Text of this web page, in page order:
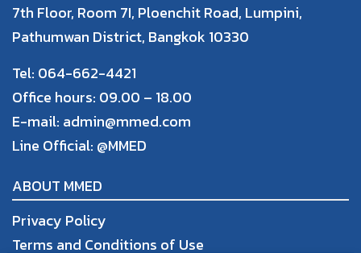
7th Floor, Room 7I, Ploenchit Road, Lumpini,
Pathumwan District, Bangkok 10330
Tel: 064-662-4421
Office hours: 09.00 – 18.00
E-mail: admin@mmed.com
Line Official: @MMED
ABOUT MMED
Privacy Policy
Terms and Conditions of Use